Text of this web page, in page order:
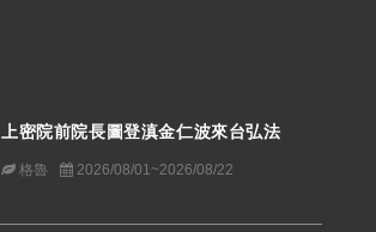
上密院前院長圖登滇金仁波來台弘法
格魯 2026/08/01~2026/08/22